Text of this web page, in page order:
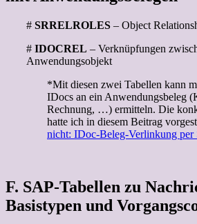
# SRRELROLES – Object
# IDOCREL – Verknüpfungen
Anwendungsobjekt
*Mit diesen zwei Tabellen kann
IDocs an ein Anwendungsbeleg
Rechnung, …) ermitteln. Die
hatte ich in diesem Beitrag
nicht: IDoc-Beleg-Verlinkung per
F. SAP-Tabellen zu
Basistypen und